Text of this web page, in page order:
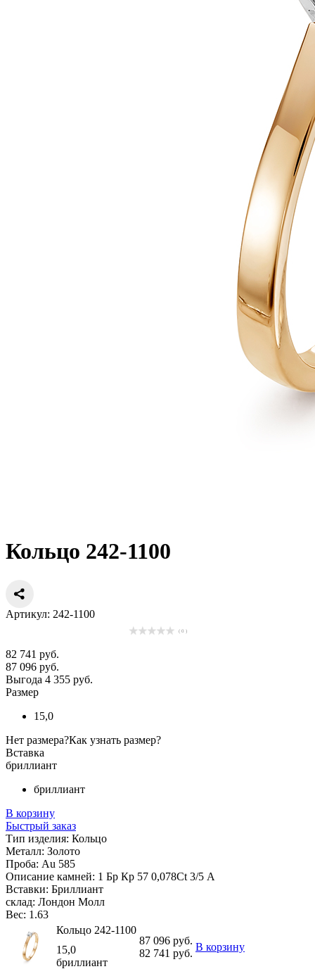
Кольцо 242-1100
Артикул: 242-1100
( 0 )
82 741 руб.
87 096 руб.
Выгода 4 355 руб.
Размер
15,0
Нет размера?Как узнать размер?
Вставка
бриллиант
бриллиант
В корзину
Быстрый заказ
Тип изделия: Кольцо
Металл: Золото
Проба: Au 585
Описание камней: 1 Бр Кр 57 0,078Ct 3/5 А
Вставки: Бриллиант
склад: Лондон Молл
Вес: 1.63
Кольцо 242-1100
87 096 руб.
82 741 руб.
В корзину
15,0
бриллиант